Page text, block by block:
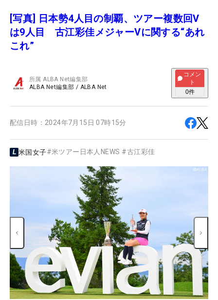
[写真] 日本勢4人目の制覇、ツアー複数回V
は9人目 古江彩佳メジャーVに関する“あれ
これ”
所属ALBA Net編集部
ALBA Net編集部 / ALBA Net
コメン
ト
0件
配信日時： 2024年7月15日 07時15分
米国女子#米ツアー日本人NEWS #古江彩佳